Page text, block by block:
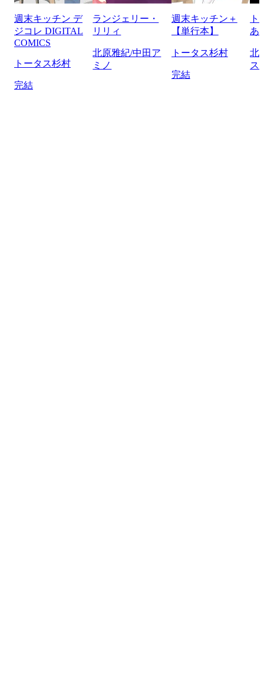
週末キッチン デ
ジコレ DIGITAL
COMICS
トータス杉村
完結
ランジェリー・
リリィ
北原雅紀/中田ア
ミノ
週末キッチン＋
【単行本】
トータス杉村
完結
ト
あ
北
ス